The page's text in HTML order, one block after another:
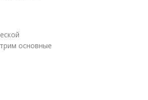
основные